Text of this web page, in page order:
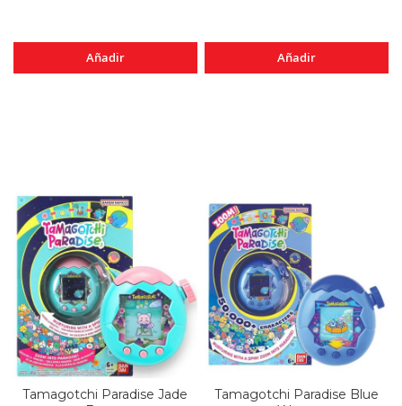
Añadir Añadir
Tamagotchi Paradise Jade
Tamagotchi Paradise Blue